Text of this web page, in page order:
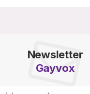
Newsletter
Gayvox